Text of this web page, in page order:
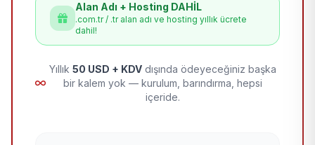
Alan Adı + Hosting DAHİL
.com.tr / .tr alan adı ve hosting yıllık ücrete
dahil!
Yıllık 50 USD + KDV dışında ödeyeceğiniz başka
bir kalem yok — kurulum, barındırma, hepsi
içeride.